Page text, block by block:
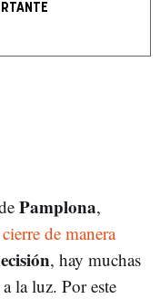
Pamplona,
de manera
, hay muchas
la luz. Por este